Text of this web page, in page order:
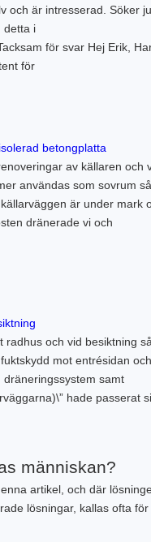
och är intresserad. Söker
detta i
för svar Hej Erik,
för
betongplatta
av källaren och
användas som sovrum
är under mark
dränerade vi och
radhus och vid besiktning
mot entrésidan och
samt
hade passerat
människan?
artikel, och där
lösningar, kallas ofta för